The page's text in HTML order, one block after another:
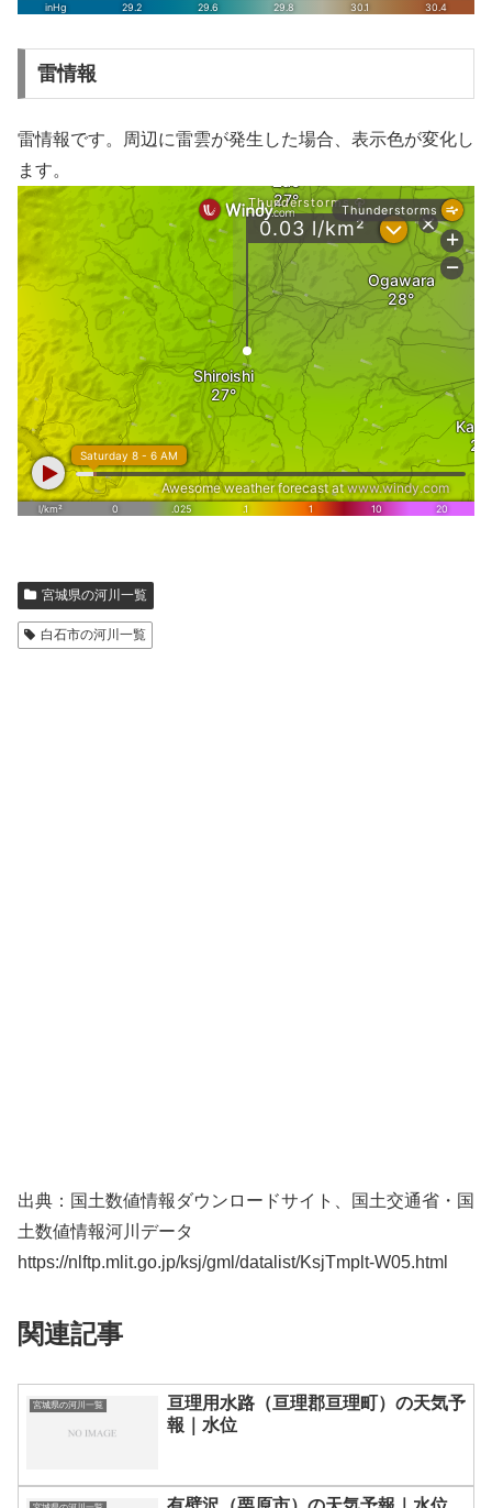
雷情報
雷情報です。周辺に雷雲が発生した場合、表示色が変化し
ます。
宮城県の河川一覧
白石市の河川一覧
出典：国土数値情報ダウンロードサイト、国土交通省・国
土数値情報河川データ
https://nlftp.mlit.go.jp/ksj/gml/datalist/KsjTmplt-W05.html
関連記事
宮城県の河川一覧
亘理用水路（亘理郡亘理町）の天気予
報｜水位